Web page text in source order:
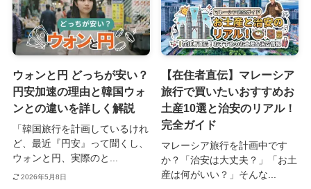
ウォンと円 どっちが安い？
円安加速の理由と韓国ウォ
ンとの違いを詳しく解説
「韓国旅行を計画しているけれ
ど、最近『円安』って聞くし、
ウォンと円、実際のと...
2026年5月8日
【在住者直伝】マレーシア
旅行で買いたいおすすめお
土産10選と治安のリアル！
完全ガイド
マレーシア旅行を計画中です
か？「治安は大丈夫？」「お土
産は何がいい？」そんな...